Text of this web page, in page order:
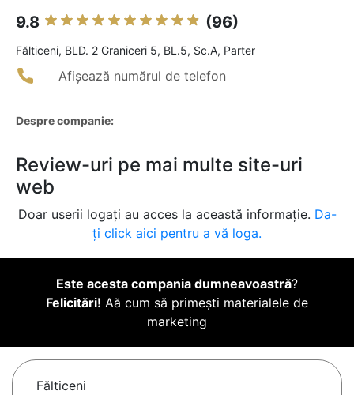
9.8 (96)
Fălticeni, BLD. 2 Graniceri 5, BL.5, Sc.A, Parter
Afișează numărul de telefon
Despre companie:
Review-uri pe mai multe site-uri
web
Doar userii logați au acces la această informație. Da-
ți click aici pentru a vă loga.
Este acesta compania dumneavoastră?
Felicitări! Aă cum să primești materialele de
marketing
Fălticeni